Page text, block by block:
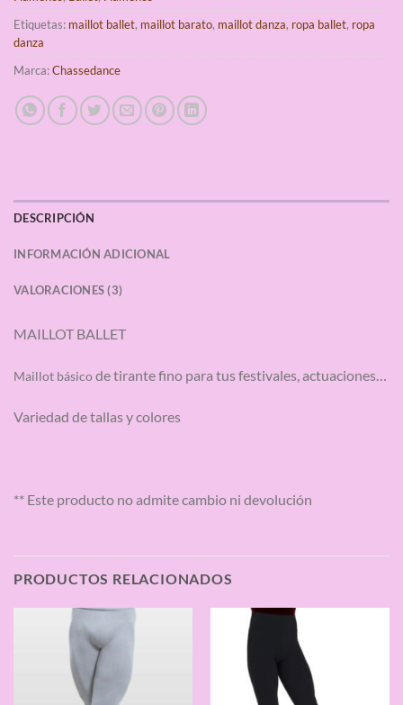
Etiquetas: maillot ballet, maillot barato, maillot danza, ropa ballet, ropa
danza
Marca:Chassedance
DESCRIPCIÓN
INFORMACIÓN ADICIONAL
VALORACIONES (3)
MAILLOT BALLET
Maillot básicode tirante fino para tus festivales, actuaciones…
Variedad de tallas y colores
** Este producto no admite cambio ni devolución
PRODUCTOS RELACIONADOS